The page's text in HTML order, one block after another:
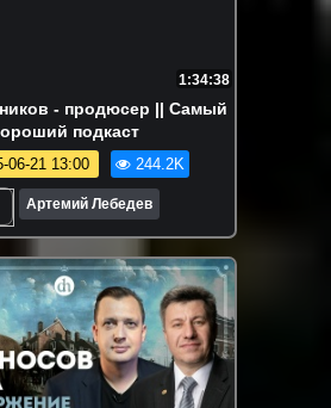
1:34:38
- продюсер || Самый
подкаст
06-21 13:00 244.2K
Артемий Лебедев